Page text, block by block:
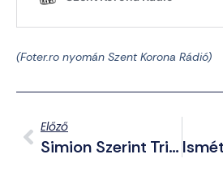
(Foter.ro nyomán Szent Korona Rádió)
Előző
Simion Szerint Trianon A Történelmi Igazság Pillanata